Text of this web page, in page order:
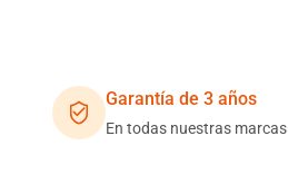
Garantía de 3 años
En todas nuestras marcas